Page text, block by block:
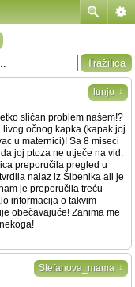
lunjo ↓
sličan problem našem!?
očnog kapka (kapak joj
u maternici)! Sa 8 miseci
joj ptoza ne utječe na vid.
preporučila pregled u
nalaz iz Šibenika ali je
je preporučila treću
informacija o takvim
obečavajuće! Zanima me
Stefanova_mama ↓